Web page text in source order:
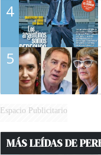
4
5
Espacio Publicitario
MÁS LEÍDAS DE